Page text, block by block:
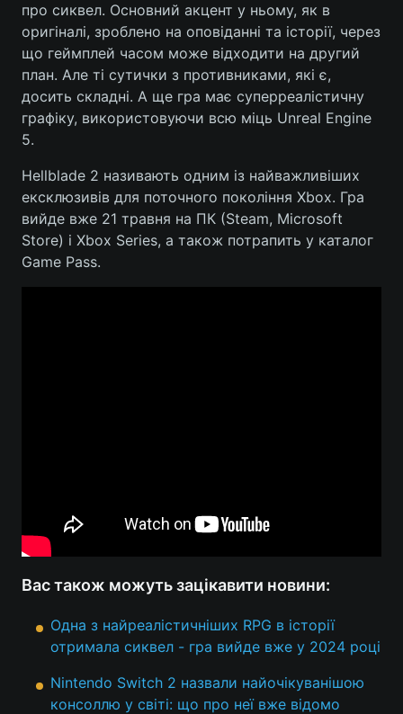
Тема оформлення
про сиквел. Основний акцент у ньому, як в
оригіналі, зроблено на оповіданні та історії, через
що геймплей часом може відходити на другий
план. Але ті сутички з противниками, які є,
досить складні. А ще гра має суперреалістичну
графіку, використовуючи всю міць Unreal Engine
5.
Hellblade 2 називають одним із найважливіших
ексклюзивів для поточного покоління Xbox. Гра
вийде вже 21 травня на ПК (Steam, Microsoft
Store) і Xbox Series, а також потрапить у каталог
Game Pass.
Вас також можуть зацікавити новини:
Одна з найреалістичніших RPG в історії
отримала сиквел - гра вийде вже у 2024 році
Nintendo Switch 2 назвали найочікуванішою
консоллю у світі: що про неї вже відомо